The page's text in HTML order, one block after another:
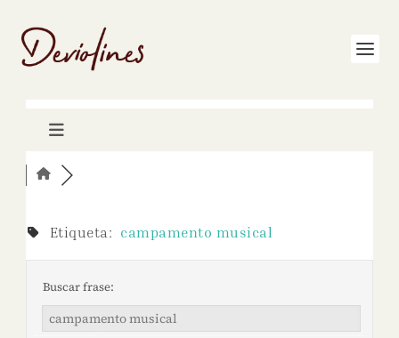
Etiqueta: campamento musical
Buscar frase: